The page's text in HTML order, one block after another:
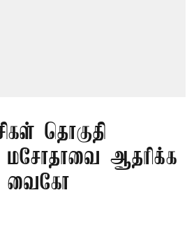
தொகுதி
மசோதாவை ஆதரிக்க
வைகோ